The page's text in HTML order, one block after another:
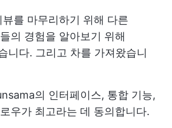
를 마무리하기 위해 다른
의 경험을 알아보기 위해
니다. 그리고 차를 가져왔습니
의 인터페이스, 통합 기능,
우가 최고라는 데 동의합니다.